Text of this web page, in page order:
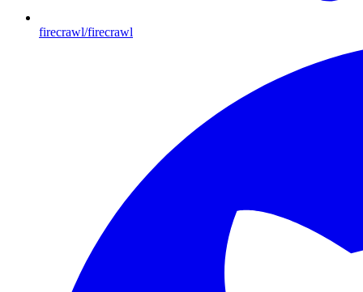
firecrawl/firecrawl